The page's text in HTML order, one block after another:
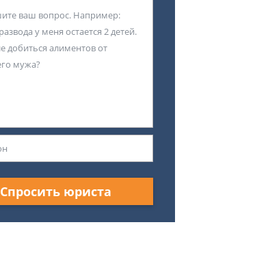
Спросить юриста